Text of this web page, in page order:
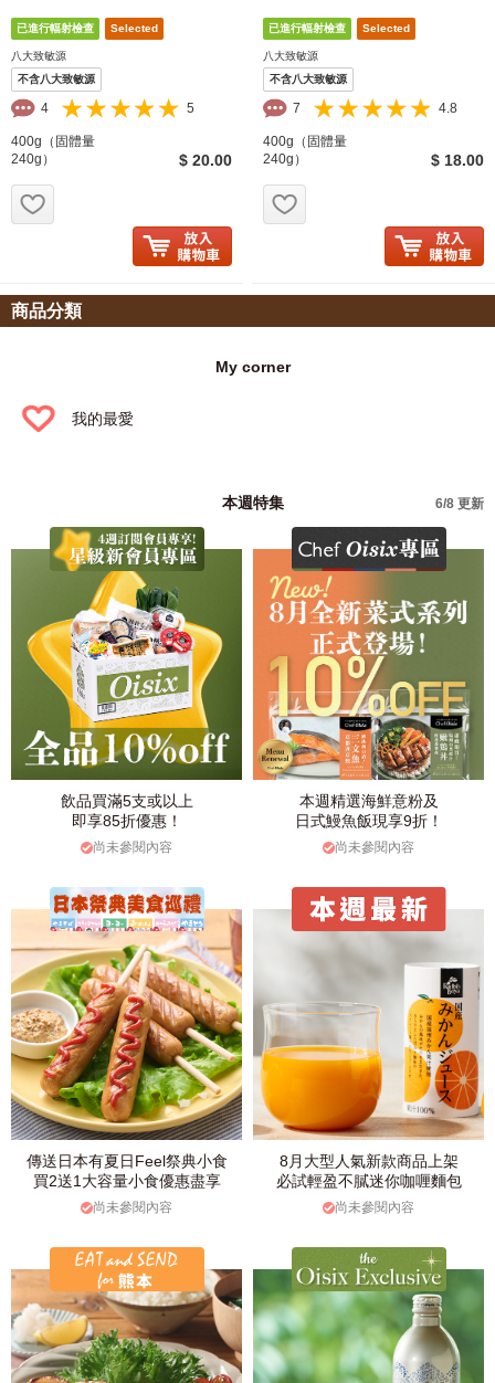
八大致敏源
不含八大致敏源
4 5
400g（固體量
240g）
$ 20.00
八大致敏源
不含八大致敏源
7 4.8
400g（固體量
240g）
$ 18.00
商品分類
My corner
我的最愛
本週特集 6/8 更新
飲品買滿5支或以上
即享85折優惠！
尚未參閱內容
本週精選海鮮意粉及
日式鰻魚飯現享9折！
尚未參閱內容
傳送日本有夏日Feel祭典小食
買2送1大容量小食優惠盡享
尚未參閱內容
8月大型人氣新款商品上架
必試輕盈不膩迷你咖喱麵包
尚未參閱內容